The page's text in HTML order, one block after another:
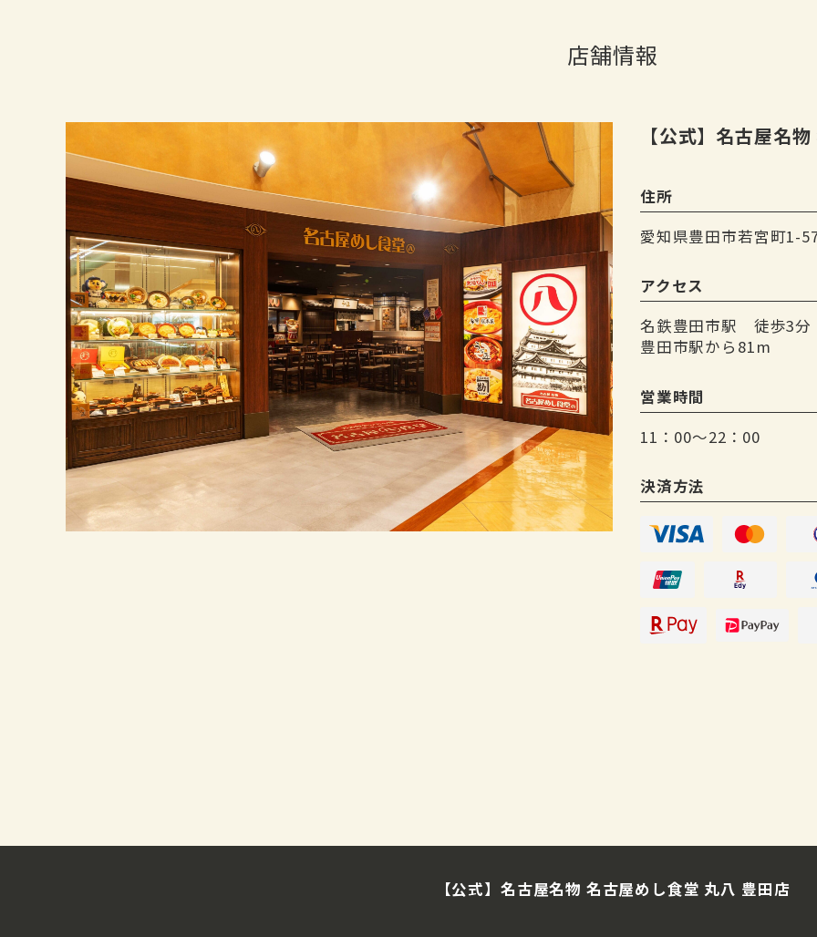
店舗情報
【公式】名古屋名
住所
愛知県豊田市若宮町1-
アクセス
名鉄豊田市駅 徒歩3分
豊田市駅から81m
営業時間
11：00～22：00
決済方法
【公式】名古屋名物 名古屋めし食堂 丸八 豊田店